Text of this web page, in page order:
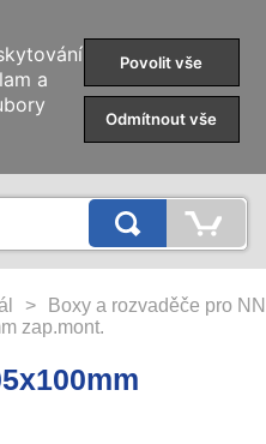
>
Boxy a rozvaděče pro NN
zap.mont.
a
Povolit vše
Odmítnout vše